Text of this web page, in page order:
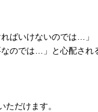
ばいけないのでは…」
のでは…」と心配され
だけます。